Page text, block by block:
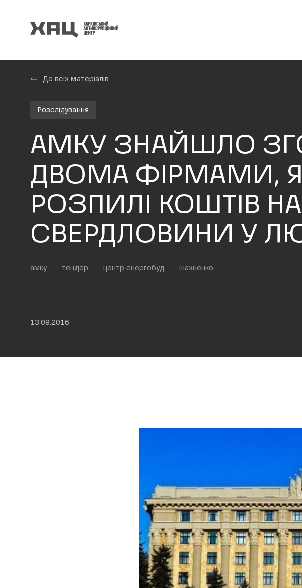
До всіх матеріалів
Розслідування
АМКУ ЗНАЙШЛО
ДВОМА ФІРМАМИ,
РОЗПИЛІ КОШТІВ НА
СВЕРДЛОВИНИ У
амку тендер центр енергобуд шахненко
13.09.2016